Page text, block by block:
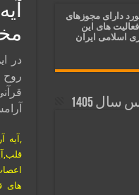
دعا و حاجت روایی | ذکر
روزی و ثروتمند شدن | متن دعا و
روح
,آیه
های
دارای مجوزهای
های این
اسلامی ایران
1405